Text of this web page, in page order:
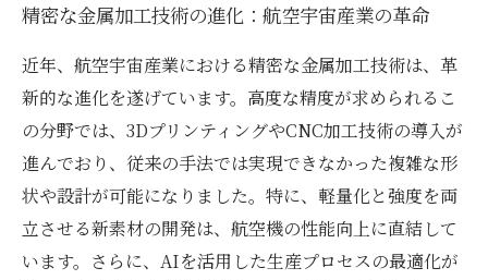
業界をリードする革新技術の具体例
未来の金属加工：効率化と革新の新たなステー
ジ
精密な金属加工技術の進化：航空宇宙産業の革命
近年、航空宇宙産業における精密な金属加工技術は、革
新的な進化を遂げています。高度な精度が求められるこ
の分野では、3DプリンティングやCNC加工技術の導入が
進んでおり、従来の手法では実現できなかった複雑な形
状や設計が可能になりました。特に、軽量化と強度を両
立させる新素材の開発は、航空機の性能向上に直結して
います。さらに、AIを活用した生産プロセスの最適化が